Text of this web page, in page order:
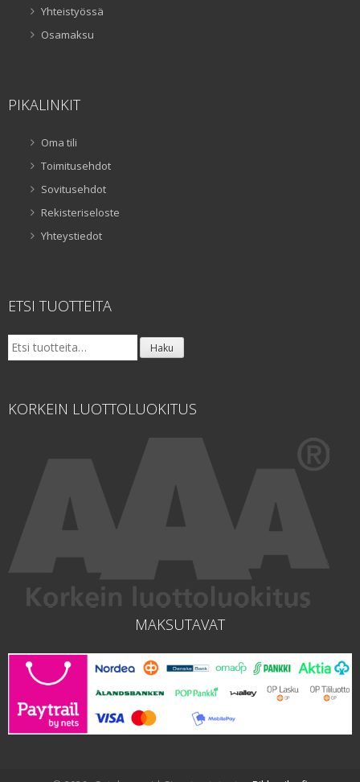
Yhteistyössä
Osamaksu
PIKALINKIT
Oma tili
Toimitusehdot
Sovitusehdot
Rekisteriseloste
Yhteystiedot
ETSI TUOTTEITA
Etsi: Haku
KORKEIN LUOTTOLUOKITUS
MAKSUTAVAT